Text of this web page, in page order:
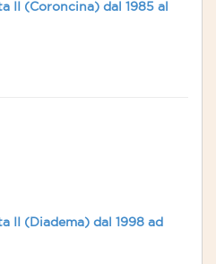
II (Coroncina) dal 1985 al
II (Diadema) dal 1998 ad